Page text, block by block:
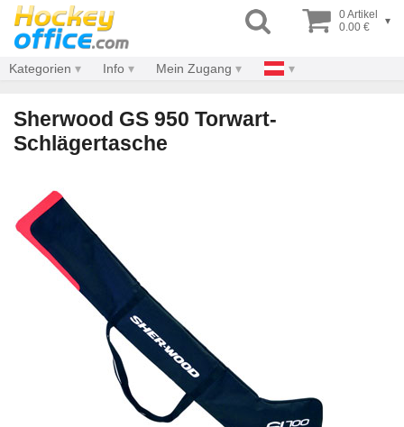
0 Artikel
0.00 €
▾
Kategorien Info Mein Zugang
Sherwood GS 950 Torwart-
Schlägertasche